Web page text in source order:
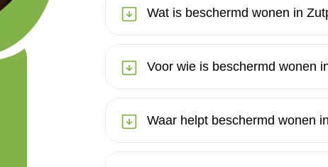
Wat is beschermd wonen in
Voor wie is beschermd wonen
Waar helpt beschermd wonen